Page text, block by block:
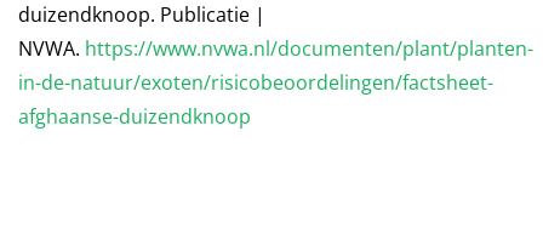
duizendknoop. Publicatie |
NVWA. https://www.nvwa.nl/documenten/plant/planten-
in-de-natuur/exoten/risicobeoordelingen/factsheet-
afghaanse-duizendknoop